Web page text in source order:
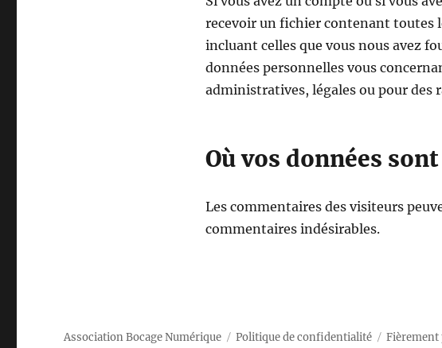
recevoir un fichier contenant toutes
incluant celles que vous nous avez
données personnelles vous
administratives, légales ou pour des
Où vos données
Les commentaires des visiteurs
commentaires indésirables.
Association Bocage Numérique Politique de confidentialité Fièrement